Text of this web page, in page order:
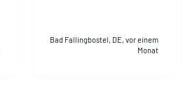
Jahren
Bad Fallingbostel, DE, vor einem
Monat